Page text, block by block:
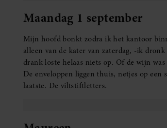
Maandag 1 september
Mijn hoofd bonkt zodra ik het kantoor
alleen van de kater van zaterdag, -ik
drank loste helaas niets op. Of de wijn was
De enveloppen liggen thuis, netjes op
laatste. De viltstiftletters.